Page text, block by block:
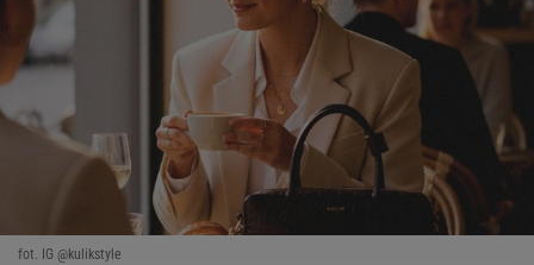
fot. IG @kulikstyle